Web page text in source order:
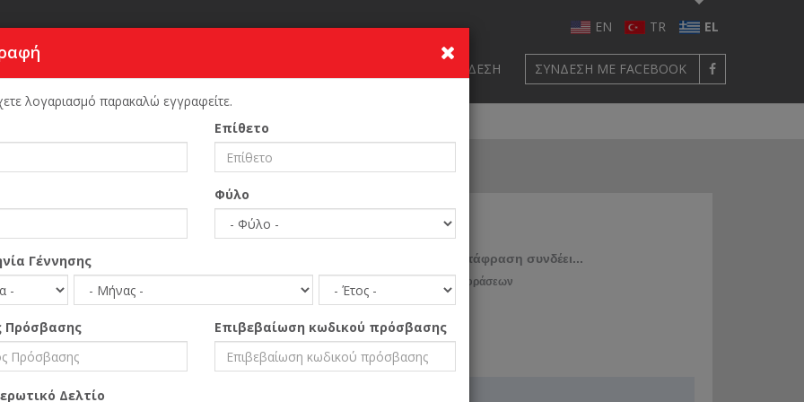
EN TR EL
ΣΎΝΔΕΣΗ ΣΎΝΔΕΣΗ ΜΕ FACEBOOK
Αρχική Σελίδα Παροχή Υπηρεσιών Μεταφραστές - Διερμηνείς
Μεταφραστής
Όπου η γλώσσα χωρίζει, η μετάφραση συνδέει...
Υπηρεσίες Ελληνο-Τουρκικών Μεταφράσεων
λογαριασμό παρακαλώ εγγραφείτε.
Επίθετο
Φύλο
Γέννησης
Πρόσβασης Επιβεβαίωση κωδικού πρόσβασης
Δελτίο